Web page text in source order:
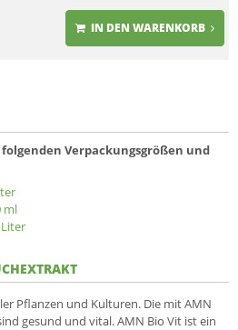
IN DEN WARENKORB
Verpackungsgrößen und
ml
Pflanzen und Kulturen. Die mit AMN
gesund und vital. AMN Bio Vit ist ein